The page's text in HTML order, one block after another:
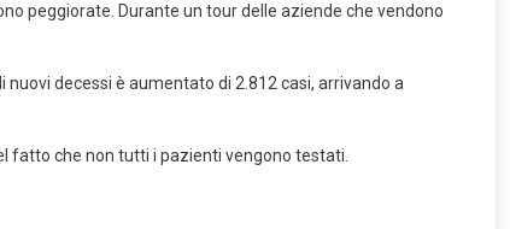
peggiorate. Durante un tour delle aziende che vendono
nuovi decessi è aumentato di 2.812 casi, arrivando a
fatto che non tutti i pazienti vengono testati.